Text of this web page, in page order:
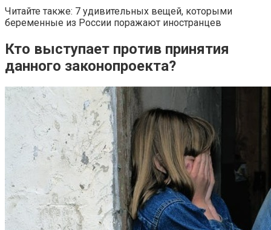
Читайте также: 7 удивительных вещей, которыми
беременные из России поражают иностранцев
Кто выступает против принятия
данного законопроекта?